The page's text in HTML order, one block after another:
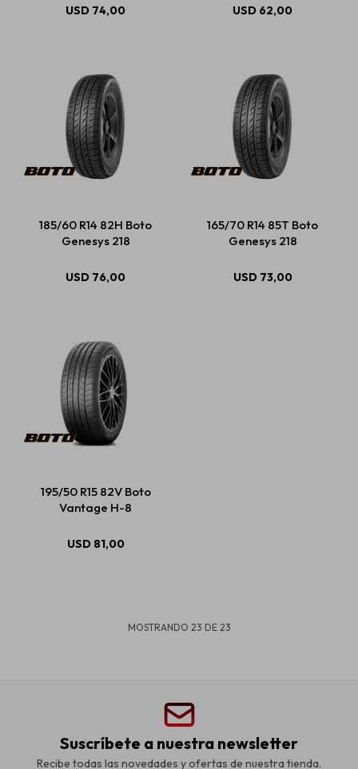
USD 74,00 USD 62,00
185/60 R14 82H Boto
Genesys 218
USD 76,00
165/70 R14 85T Boto
Genesys 218
USD 73,00
195/50 R15 82V Boto
Vantage H-8
USD 81,00
MOSTRANDO 23 DE 23
Suscríbete a nuestra newsletter
Recibe todas las novedades y ofertas de nuestra tienda.